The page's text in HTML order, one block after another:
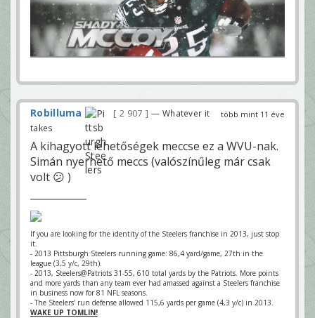
több mint 11 éve
Robilluma 2 907
— Whatever it
takes
A kihagyott lehetőségek meccse ez a WVU-nak.
Simán nyerhető meccs (valószínűleg már csak
volt 😕 )
If you are looking for the identity of the Steelers franchise in 2013, just stop
it.
- 2013 Pittsburgh Steelers running game: 86,4 yard/game, 27th in the
league (3,5 y/c, 29th).
- 2013, Steelers@Patriots 31-55, 610 total yards by the Patriots. More points
and more yards than any team ever had amassed against a Steelers franchise
in business now for 81 NFL seasons.
- The Steelers' run defense allowed 115,6 yards per game (4,3 y/c) in 2013.
WAKE UP TOMLIN!